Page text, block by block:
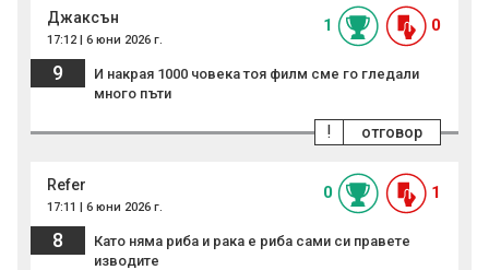
Джаксън
17:12 | 6 юни 2026 г.
1 0
9
И накрая 1000 човека тоя филм сме го гледали
много пъти
отговор
!
Refer
17:11 | 6 юни 2026 г.
0 1
8
Като няма риба и рака е риба сами си правете
изводите